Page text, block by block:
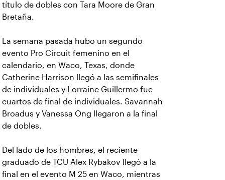
título de dobles con Tara Moore de Gran
Bretaña.
La semana pasada hubo un segundo
evento Pro Circuit femenino en el
calendario, en Waco, Texas, donde
Catherine Harrison llegó a las semifinales
de individuales y Lorraine Guillermo fue
cuartos de final de individuales. Savannah
Broadus y Vanessa Ong llegaron a la final
de dobles.
Del lado de los hombres, el reciente
graduado de TCU Alex Rybakov llegó a la
final en el evento M 25 en Waco, mientras